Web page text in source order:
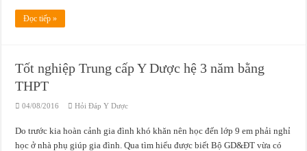
Đọc tiếp »
Tốt nghiệp Trung cấp Y Dược hệ 3 năm bằng
THPT
04/08/2016 Hỏi Đáp Y Dược
Do trước kia hoàn cảnh gia đình khó khăn nên học đến lớp 9 em phải nghỉ
học ở nhà phụ giúp gia đình. Qua tìm hiểu được biết Bộ GD&ĐT vừa có